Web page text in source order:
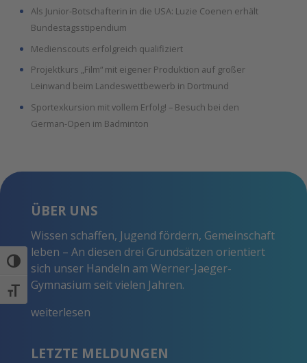
Umschalten auf hohe Kontraste
Schrift vergrößern
Als Junior-Botschafterin in die USA: Luzie Coenen erhält
Bundestagsstipendium
Medienscouts erfolgreich qualifiziert
Projektkurs „Film“ mit eigener Produktion auf großer
Leinwand beim Landeswettbewerb in Dortmund
Sportexkursion mit vollem Erfolg! – Besuch bei den
German-Open im Badminton
ÜBER UNS
Wissen schaffen, Jugend fördern, Gemeinschaft
leben – An diesen drei Grundsätzen orientiert
sich unser Handeln am Werner-Jaeger-
Gymnasium seit vielen Jahren.
weiterlesen
LETZTE MELDUNGEN